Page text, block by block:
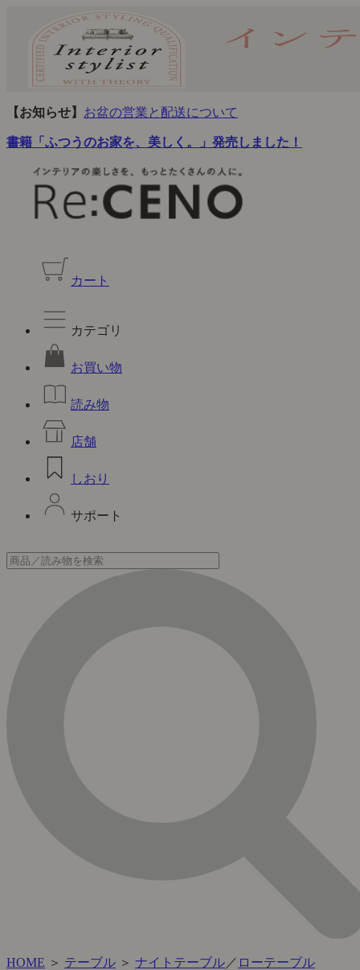
【お知らせ】 お盆の営業と配送について
書籍「ふつうのお家を、美しく。」発売しました！
カート
カテゴリ
お買い物
読み物
店舗
しおり
サポート
HOME ＞ テーブル ＞ ナイトテーブル ／ ローテーブル